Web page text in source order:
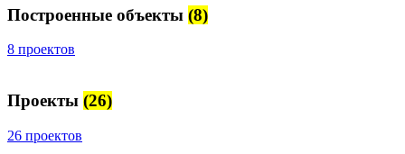
Построенные объекты (8)
8 проектов
Проекты (26)
26 проектов